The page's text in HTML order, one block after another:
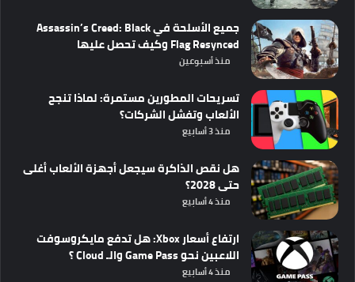
جميع الأسلحة في Assassin’s Creed: Black
Flag Resynced وكيف تحصل عليها
منذ أسبوعين
تسريحات المطورين مستمرة: لماذا تنجح
الألعاب وتفشل الشركات؟
منذ 3 أسابيع
هل نقص الذاكرة سيجعل أجهزة الألعاب أغلى
حتى 2028؟
منذ 4 أسابيع
ارتفاع أسعار Xbox: هل تدفع مايكروسوفت
اللاعبين نحو Game Pass والـ Cloud ؟
منذ 4 أسابيع